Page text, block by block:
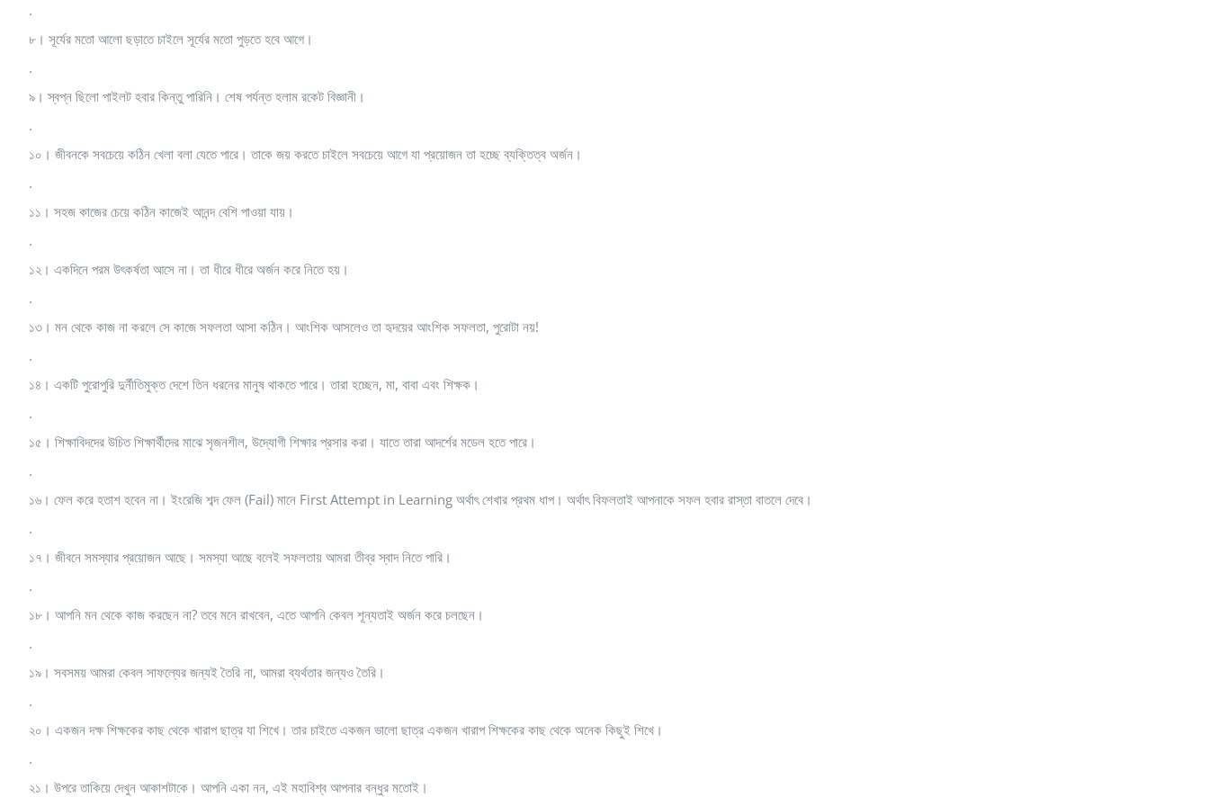
.
৮। সূর্যের মতো আলো ছড়াতে চাইলে সূর্যের মতো পুড়তে হবে আগে।
.
৯। স্বপ্ন ছিলো পাইলট হবার কিন্তু পারিনি। শেষ পর্যন্ত হলাম রকেট বিজ্ঞানী।
.
১০। জীবনকে সবচেয়ে কঠিন খেলা বলা যেতে পারে। তাকে জয় করতে চাইলে সবচেয়ে আগে যা প্রয়োজন তা হচ্ছে ব্যক্তিত্ব অর্জন।
.
১১। সহজ কাজের চেয়ে কঠিন কাজেই আনন্দ বেশি পাওয়া যায়।
.
১২। একদিনে পরম উৎকর্ষতা আসে না। তা ধীরে ধীরে অর্জন করে নিতে হয়।
.
১৩। মন থেকে কাজ না করলে সে কাজে সফলতা আসা কঠিন। আংশিক আসলেও তা হৃদয়ের আংশিক সফলতা, পুরোটা নয়!
.
১৪। একটি পুরোপুরি দুর্নীতিমুক্ত দেশে তিন ধরনের মানুষ থাকতে পারে। তারা হচ্ছেন, মা, বাবা এবং শিক্ষক।
.
১৫। শিক্ষাবিদদের উচিত শিক্ষার্থীদের মাঝে সৃজনশীল, উদ্যোগী শিক্ষার প্রসার করা। যাতে তারা আদর্শের মডেল হতে পারে।
.
১৬। ফেল করে হতাশ হবেন না। ইংরেজি শব্দ ফেল (Fail) মানে First Attempt in Learning অর্থাৎ শেখার প্রথম ধাপ। অর্থাৎ বিফলতাই আপনাকে সফল হবার রাস্তা বাতলে দেবে।
.
১৭। জীবনে সমস্যার প্রয়োজন আছে। সমস্যা আছে বলেই সফলতায় আমরা তীব্র স্বাদ নিতে পারি।
.
১৮। আপনি মন থেকে কাজ করছেন না? তবে মনে রাখবেন, এতে আপনি কেবল শূন্যতাই অর্জন করে চলছেন।
.
১৯। সবসময় আমরা কেবল সাফল্যের জন্যই তৈরি না, আমরা ব্যর্থতার জন্যও তৈরি।
.
২০। একজন দক্ষ শিক্ষকের কাছ থেকে খারাপ ছাত্র যা শিখে। তার চাইতে একজন ভালো ছাত্র একজন খারাপ শিক্ষকের কাছ থেকে অনেক কিছুই শিখে।
.
২১। উপরে তাকিয়ে দেখুন আকাশটাকে। আপনি একা নন, এই মহাবিশ্ব আপনার বন্ধুর মতোই।